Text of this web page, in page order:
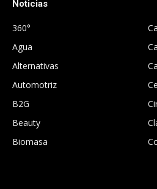
Noticias
360°
Agua
Alternativas
Automotriz
B2G
Beauty
Biomasa